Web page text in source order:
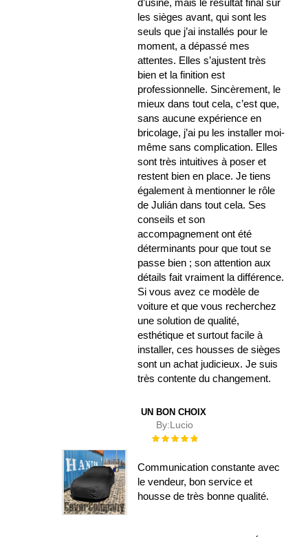
d’usine, mais le résultat final sur
les sièges avant, qui sont les
seuls que j’ai installés pour le
moment, a dépassé mes
attentes. Elles s’ajustent très
bien et la finition est
professionnelle. Sincèrement, le
mieux dans tout cela, c’est que,
sans aucune expérience en
bricolage, j’ai pu les installer moi-
même sans complication. Elles
sont très intuitives à poser et
restent bien en place. Je tiens
également à mentionner le rôle
de Julián dans tout cela. Ses
conseils et son
accompagnement ont été
déterminants pour que tout se
passe bien ; son attention aux
détails fait vraiment la différence.
Si vous avez ce modèle de
voiture et que vous recherchez
une solution de qualité,
esthétique et surtout facile à
installer, ces housses de sièges
sont un achat judicieux. Je suis
très contente du changement.
UN BON CHOIX
By:Lucio
Évaluation :
Communication constante avec
le vendeur, bon service et
housse de très bonne qualité.